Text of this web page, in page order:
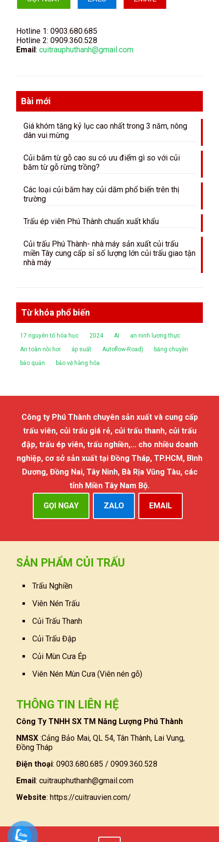
Hotline 1: 0903.680.685
Hotline 2: 0909.360.528
Email: cuitrauphuthanh@gmail.com
Bài mới
Giá khóm tăng kỷ lục cao nhất trong 3 năm, nông
dân vui mừng
Củi băm từ gỗ cao su có ưu điểm gì so với củi
băm từ gỗ rừng trồng?
Các loại củi băm hay củi dăm phổ biến trên thị
trường
Trấu ép viên Phú Thành chuẩn xuất khẩu
Củi trấu Phú Thành- nhà máy sản xuất củi trấu
miền Tây cung cấp sỉ số lượng lớn củi trấu giao tận
nhà máy
Từ khóa phổ biến
17 nguyên tố hóa học 2024 AI
an ninh lương thực
An toàn nồi hơi
áp suất Autoflow-Road)
băng chuyền
bảo quản
bảo vệ hàng hóa
Công ty Phú Thành chuyên sản xuất và cung cấp
trấu viên, củi trấu giá rẻ, củi trấu thanh, củi trấu
đập, trấu ép viên, trấu nghiền,... cho nhiều doanh
nghiệp, cơ sở sản xuất tại Đồng Tháp, TP.HCM, Bình
Dương, Đồng Nai, Tây Ninh, Bà Rịa Vũng Tàu, các
tỉnh Miền Tây Nam Bộ.
GỌI NGAY ZALO EMAIL
SẢN PHẨM CỦI TRẤU
Trấu Nghiền
Viên Nén Trấu
Củi Trấu Thanh
Củi Trấu Đập
Củi Mùn Cưa Ép
Viên Nén Mùn Cưa (Viên nén gỗ)
THÔNG TIN LIÊN HỆ
Công Ty TNHH SX TM Năng Lượng Phú Thành
NMSX :Cảng Bảo Mai, QL 54, Tân Thành, Lai Vung,
Đồng Tháp
Điện thoại: 0903.680.685 / 0909.360.528
Email: cuitrauphuthanh@gmail.com
Website: https://cuitrauvien.com/